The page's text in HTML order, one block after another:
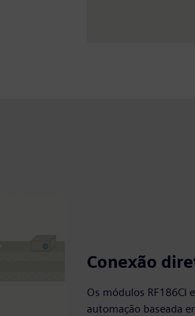
Conexão
Os módulos RF186CI
automação baseada